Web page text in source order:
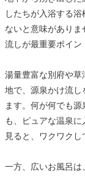
したちが入浴する
ないと意味があり
流しが最重要ポイン
湯量豊富な別府や草
地で、源泉かけ流し
ます。何が何でも
も、ピュアな温泉
見ると、ワクワクし
一方、広いお風呂は